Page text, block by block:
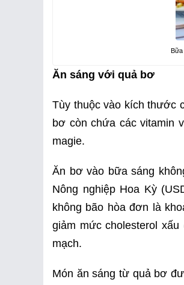
Ăn sáng với quả bơ
Tùy thuộc vào kích thước
bơ còn chứa các vitamin
magie.
Ăn bơ vào bữa sáng
Nông nghiệp Hoa Kỳ
không bão hòa đơn là
giảm mức cholesterol
mạch.
Món ăn sáng từ quả bơ